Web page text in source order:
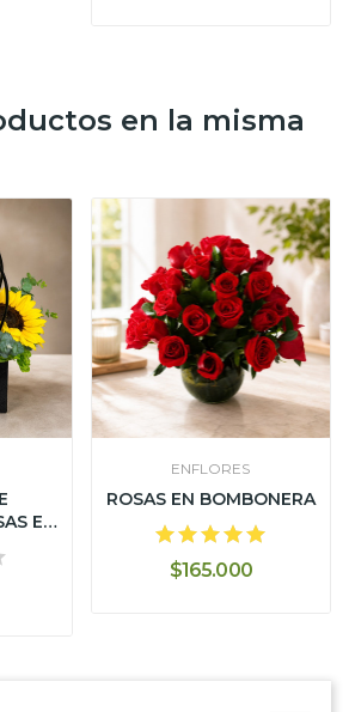
en la misma
EN
ENFLORES
ROSAS EN BOMBONERA
$165.000